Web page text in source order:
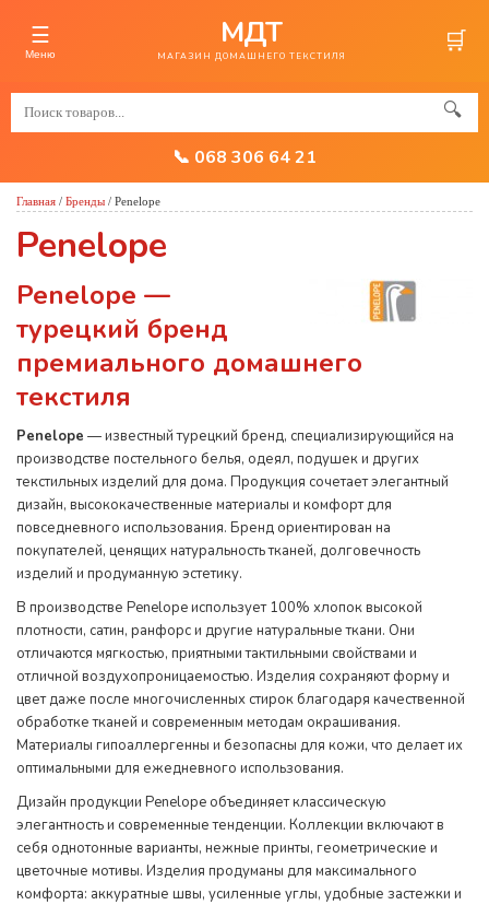
☰
Меню
МДТ
МАГАЗИН ДОМАШНЕГО ТЕКСТИЛЯ 🛒
🔍
📞 068 306 64 21
Главная / Бренды / Penelope
Penelope
Penelope —
турецкий бренд
премиального домашнего
текстиля
Penelope — известный турецкий бренд, специализирующийся на
производстве постельного белья, одеял, подушек и других
текстильных изделий для дома. Продукция сочетает элегантный
дизайн, высококачественные материалы и комфорт для
повседневного использования. Бренд ориентирован на
покупателей, ценящих натуральность тканей, долговечность
изделий и продуманную эстетику.
В производстве Penelope использует 100% хлопок высокой
плотности, сатин, ранфорс и другие натуральные ткани. Они
отличаются мягкостью, приятными тактильными свойствами и
отличной воздухопроницаемостью. Изделия сохраняют форму и
цвет даже после многочисленных стирок благодаря качественной
обработке тканей и современным методам окрашивания.
Материалы гипоаллергенны и безопасны для кожи, что делает их
оптимальными для ежедневного использования.
Дизайн продукции Penelope объединяет классическую
элегантность и современные тенденции. Коллекции включают в
себя однотонные варианты, нежные принты, геометрические и
цветочные мотивы. Изделия продуманы для максимального
комфорта: аккуратные швы, усиленные углы, удобные застежки и